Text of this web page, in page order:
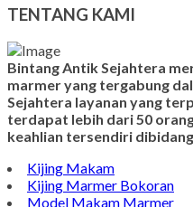
TENTANG KAMI
Bintang Antik Sejahtera
marmer yang tergabung
Sejahtera layanan yang
terdapat lebih dari 50
keahlian tersendiri
Kijing Makam
Kijing Marmer Bokoran
Model Makam Marmer